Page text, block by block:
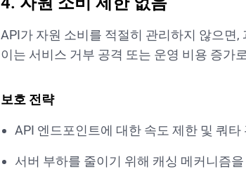
API가 자원 소비를 적절히 관리하지 않으면
이는 서비스 거부 공격 또는 운영 비용 증가
보호 전략
API 엔드포인트에 대한 속도 제한 및 쿼타
서버 부하를 줄이기 위해 캐싱 메커니즘